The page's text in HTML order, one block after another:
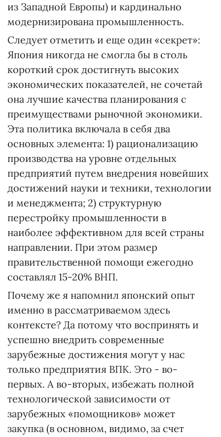
из Западной Европы) и кардинально
модернизирована промышленность.
Следует отметить и еще один «секрет»:
Япония никогда не смогла бы в столь
короткий срок достигнуть высоких
экономических показателей, не сочетай
она лучшие качества планирования с
преимуществами рыночной экономики.
Эта политика включала в себя два
основных элемента: 1) рационализацию
производства на уровне отдельных
предприятий путем внедрения новейших
достижений науки и техники, технологии
и менеджмента; 2) структурную
перестройку промышленности в
наиболее эффективном для всей страны
направлении. При этом размер
правительственной помощи ежегодно
составлял 15-20% ВНП.
Почему же я напомнил японский опыт
именно в рассматриваемом здесь
контексте? Да потому что воспринять и
успешно внедрить современные
зарубежные достижения могут у нас
только предприятия ВПК. Это - во-
первых. А во-вторых, избежать полной
технологической зависимости от
зарубежных «помощников» может
закупка (в основном, видимо, за счет